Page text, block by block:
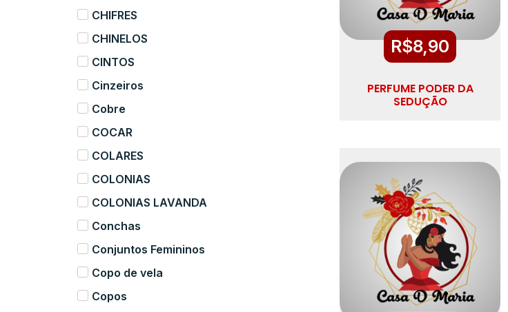
CHIFRES
CHINELOS
CINTOS
Cinzeiros
Cobre
COCAR
COLARES
COLONIAS
COLONIAS LAVANDA
Conchas
Conjuntos Femininos
Copo de vela
Copos
R$8,90
PERFUME PODER DA
SEDUÇÃO